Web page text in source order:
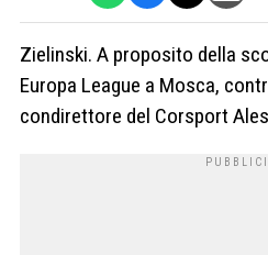
Zielinski. A proposito della
Europa League a Mosca,
condirettore del Corsport